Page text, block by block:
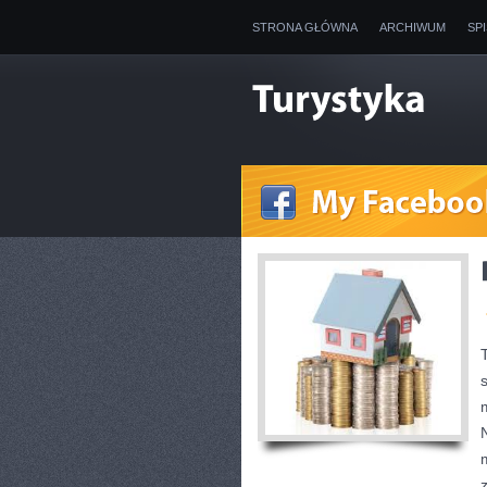
STRONA GŁÓWNA ARCHIWUM